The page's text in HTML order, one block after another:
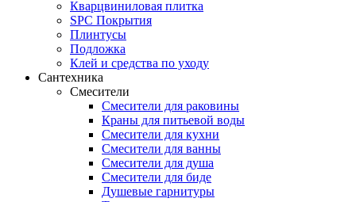
Кварцвиниловая плитка
SPC Покрытия
Плинтусы
Подложка
Клей и средства по уходу
Сантехника
Смесители
Смесители для раковины
Краны для питьевой воды
Смесители для кухни
Смесители для ванны
Смесители для душа
Смесители для биде
Душевые гарнитуры